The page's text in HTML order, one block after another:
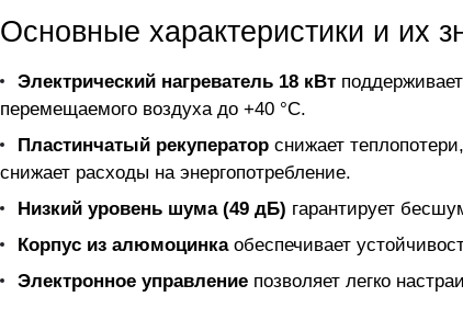
Основные характеристики и их
Электрический нагреватель 18 кВт
перемещаемого воздуха до +40 °C.
Пластинчатый рекуператор снижает
снижает расходы на энергопотребление.
Низкий уровень шума (49 дБ) гарантирует
Корпус из алюмоцинкаобеспечивает
Электронное управление позволяет легко